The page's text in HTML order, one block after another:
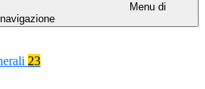
Menu di
navigazione
23